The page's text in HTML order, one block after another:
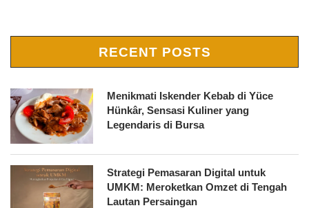
RECENT POSTS
Menikmati Iskender Kebab di Yüce
Hünkâr, Sensasi Kuliner yang
Legendaris di Bursa
Strategi Pemasaran Digital untuk
UMKM: Meroketkan Omzet di Tengah
Lautan Persaingan